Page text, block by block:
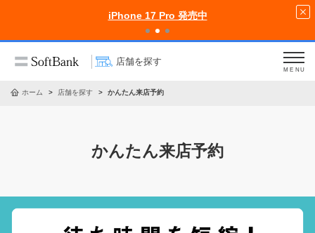
iPhone 17 Pro 発売中
店舗を探す
MENU
ホーム 店舗を探す かんたん来店予約
かんたん来店予約